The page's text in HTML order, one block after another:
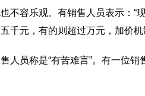
容乐观。有销售人员表示：“
千元，有的则超过万元，加价机
员称是“有苦难言”。有一位销